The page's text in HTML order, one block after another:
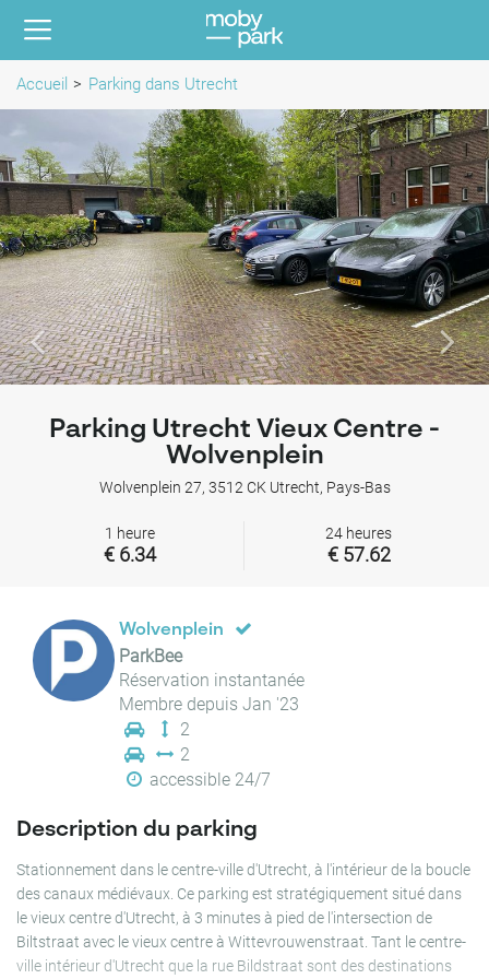
Accueil Parking dans Utrecht
Parking Utrecht Vieux Centre -
Wolvenplein
Wolvenplein 27, 3512 CK Utrecht, Pays-Bas
1 heure
€ 6.34
24 heures
€ 57.62
Wolvenplein
ParkBee
Réservation instantanée
Membre depuis Jan '23
2
2
accessible 24/7
Description du parking
Stationnement dans le centre-ville d'Utrecht, à l'intérieur de la boucle
des canaux médiévaux. Ce parking est stratégiquement situé dans
le vieux centre d'Utrecht, à 3 minutes à pied de l'intersection de
Biltstraat avec le vieux centre à Wittevrouwenstraat. Tant le centre-
ville intérieur d'Utrecht que la rue Bildstraat sont des destinations